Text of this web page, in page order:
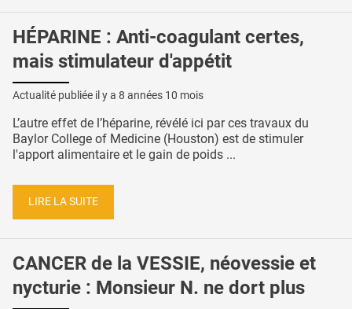
HÉPARINE : Anti-coagulant certes,
mais stimulateur d'appétit
Actualité publiée il y a 8 années 10 mois
L’autre effet de l’héparine, révélé ici par ces travaux du
Baylor College of Medicine (Houston) est de stimuler
l'apport alimentaire et le gain de poids ...
LIRE LA SUITE
CANCER de la VESSIE, néovessie et
nycturie : Monsieur N. ne dort plus